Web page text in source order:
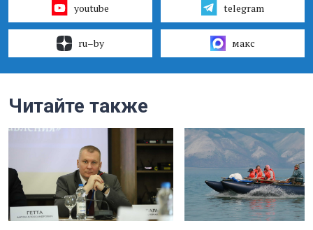
youtube telegram
ru–by макс
Читайте также